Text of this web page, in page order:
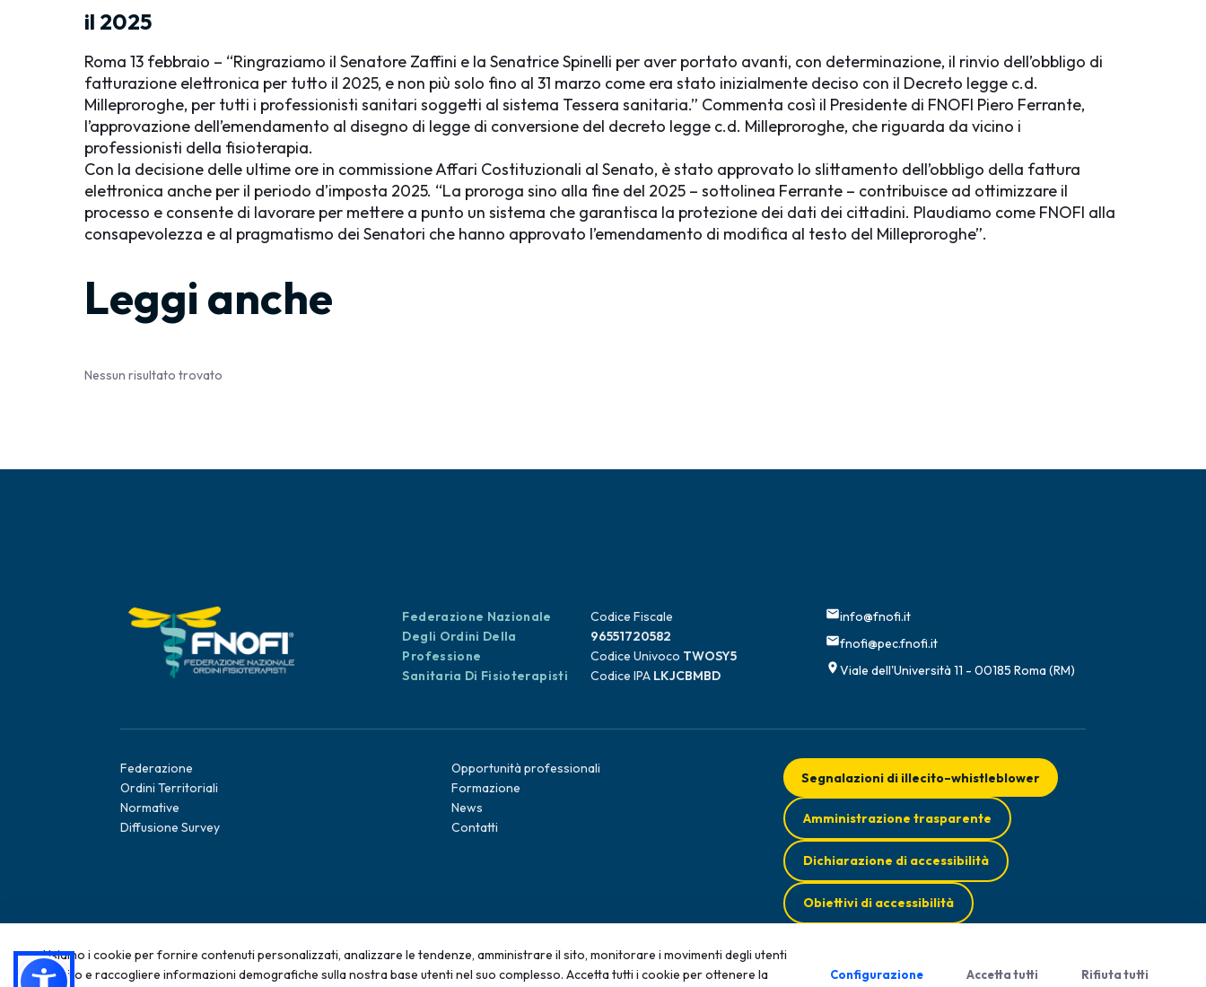
il 2025
Roma 13 febbraio – “Ringraziamo il Senatore Zaffini e la Senatrice Spinelli per aver portato avanti, con determinazione, il rinvio dell’obbligo di
fatturazione elettronica per tutto il 2025, e non più solo fino al 31 marzo come era stato inizialmente deciso con il Decreto legge c.d.
Milleproroghe, per tutti i professionisti sanitari soggetti al sistema Tessera sanitaria.” Commenta così il Presidente di FNOFI Piero Ferrante,
l’approvazione dell’emendamento al disegno di legge di conversione del decreto legge c.d. Milleproroghe, che riguarda da vicino i
professionisti della fisioterapia.
Con la decisione delle ultime ore in commissione Affari Costituzionali al Senato, è stato approvato lo slittamento dell’obbligo della fattura
elettronica anche per il periodo d’imposta 2025. “La proroga sino alla fine del 2025 – sottolinea Ferrante – contribuisce ad ottimizzare il
processo e consente di lavorare per mettere a punto un sistema che garantisca la protezione dei dati dei cittadini. Plaudiamo come FNOFI alla
consapevolezza e al pragmatismo dei Senatori che hanno approvato l’emendamento di modifica al testo del Milleproroghe”.
Leggi anche
Nessun risultato trovato
Federazione Nazionale
Degli Ordini Della
Professione
Sanitaria Di Fisioterapisti
Codice Fiscale
96551720582
Codice Univoco TWOSY5
Codice IPA LKJCBMBD
info@fnofi.it
fnofi@pec.fnofi.it
Viale dell'Università 11 - 00185 Roma (RM)
Federazione
Ordini Territoriali
Normative
Diffusione Survey
Opportunità professionali
Formazione
News
Contatti
Segnalazioni di illecito–whistleblower
Amministrazione trasparente
Dichiarazione di accessibilità
Obiettivi di accessibilità
Usiamo i cookie per fornire contenuti personalizzati, analizzare le tendenze, amministrare il sito, monitorare i movimenti degli utenti
sul sito e raccogliere informazioni demografiche sulla nostra base utenti nel suo complesso. Accetta tutti i cookie per ottenere la
Configurazione Accetta tutti Rifiuta tutti